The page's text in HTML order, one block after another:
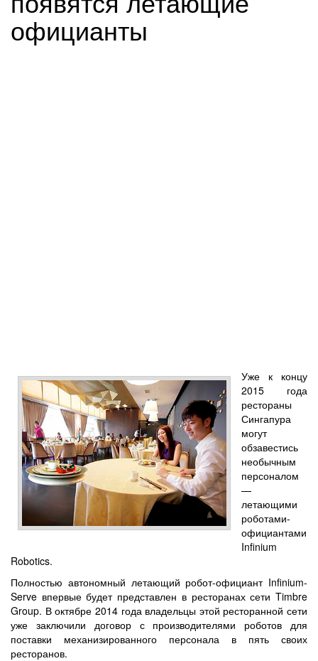
официанты
Уже к концу
2015 года
рестораны
Сингапура
могут
обзавестись
необычным
персоналом
—
летающими
роботами-
официантами
Infinium
Robotics.
Полностью автономный летающий робот-официант Infinium-
Serve впервые будет представлен в ресторанах сети Timbre
Group. В октябре 2014 года владельцы этой ресторанной сети
уже заключили договор с производителями роботов для
поставки механизированного персонала в пять своих
ресторанов.